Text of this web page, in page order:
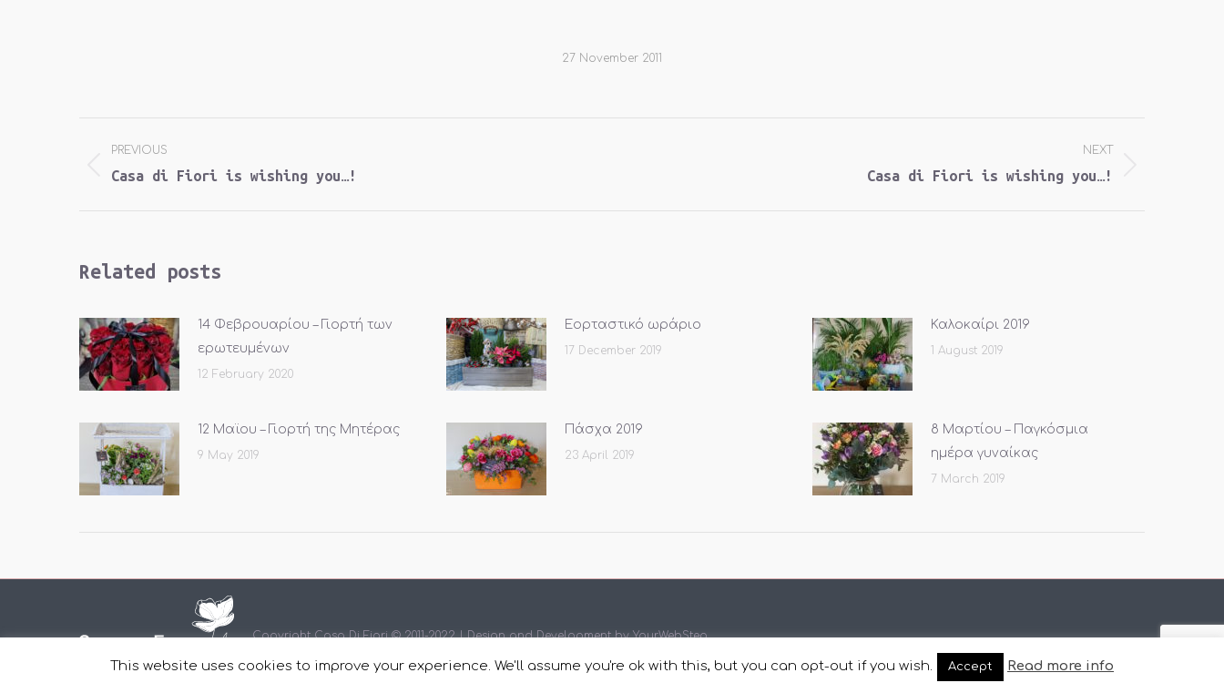
27 November 2011
Post
navigation
PREVIOUS
Previous
Casa di Fiori is wishing you…!
NEXT
Casa di Fiori is wishing you…!
Related posts
14 Φεβρουαρίου – Γιορτή των
ερωτευμένων
12 February 2020
Εορταστικό ωράριο
17 December 2019
Καλοκαίρι 2019
1 August 2019
12 Μαϊου – Γιορτή της Μητέρας
9 May 2019
Πάσχα 2019
23 April 2019
8 Μαρτίου – Παγκόσμια
ημέρα γυναίκας
7 March 2019
Copyright Casa Di Fiori © 2011-2022 | Design and Development byYourWebStep.
This website uses cookies to improve your experience. We'll assume you're ok with this, but you can opt-out if you wish. Accept Read more info